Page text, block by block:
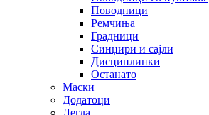
Поводници
Ремчиња
Градници
Синџири и сајли
Дисциплинки
Останато
Маски
Додатоци
Легла